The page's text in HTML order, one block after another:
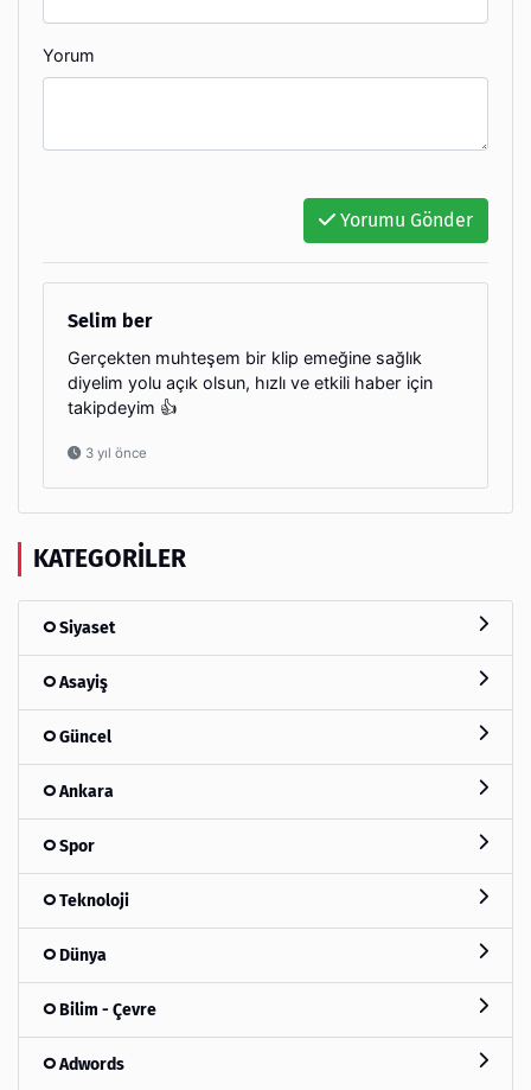
Yorum
Yorumu Gönder
Selim ber
Gerçekten muhteşem bir klip emeğine sağlık
diyelim yolu açık olsun, hızlı ve etkili haber için
takipdeyim 👍
3 yıl önce
KATEGORILER
Siyaset
Asayiş
Güncel
Ankara
Spor
Teknoloji
Dünya
Bilim - Çevre
Adwords